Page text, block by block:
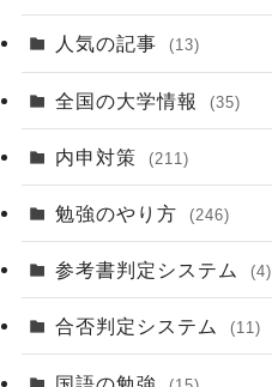
人気の記事 (13)
全国の大学情報 (35)
内申対策 (211)
勉強のやり方 (246)
参考書判定システム (4)
合否判定システム (11)